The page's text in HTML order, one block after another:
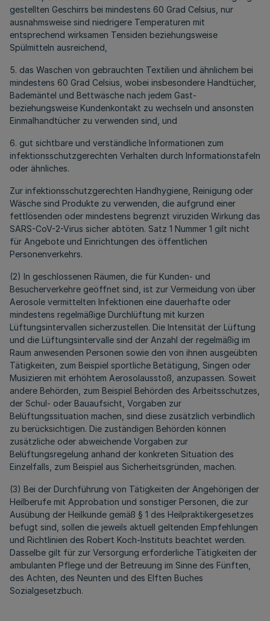
gestellten Geschirrs bei mindestens 60 Grad Celsius, nur
ausnahmsweise sind niedrigere Temperaturen mit
entsprechend wirksamen Tensiden beziehungsweise
Spülmitteln ausreichend,
5. das Waschen von gebrauchten Textilien und ähnlichem bei
mindestens 60 Grad Celsius, wobei insbesondere Handtücher,
Bademäntel und Bettwäsche nach jedem Gast-
beziehungsweise Kundenkontakt zu wechseln und ansonsten
Einmalhandtücher zu verwenden sind, und
6. gut sichtbare und verständliche Informationen zum
infektionsschutzgerechten Verhalten durch Informationstafeln
oder ähnliches.
Zur infektionsschutzgerechten Handhygiene, Reinigung oder
Wäsche sind Produkte zu verwenden, die aufgrund einer
fettlösenden oder mindestens begrenzt viruziden Wirkung das
SARS-CoV-2-Virus sicher abtöten. Satz 1 Nummer 1 gilt nicht
für Angebote und Einrichtungen des öffentlichen
Personenverkehrs.
(2) In geschlossenen Räumen, die für Kunden- und
Besucherverkehre geöffnet sind, ist zur Vermeidung von über
Aerosole vermittelten Infektionen eine dauerhafte oder
mindestens regelmäßige Durchlüftung mit kurzen
Lüftungsintervallen sicherzustellen. Die Intensität der Lüftung
und die Lüftungsintervalle sind der Anzahl der regelmäßig im
Raum anwesenden Personen sowie den von ihnen ausgeübten
Tätigkeiten, zum Beispiel sportliche Betätigung, Singen oder
Musizieren mit erhöhtem Aerosolausstoß, anzupassen. Soweit
andere Behörden, zum Beispiel Behörden des Arbeitsschutzes,
der Schul- oder Bauaufsicht, Vorgaben zur
Belüftungssituation machen, sind diese zusätzlich verbindlich
zu berücksichtigen. Die zuständigen Behörden können
zusätzliche oder abweichende Vorgaben zur
Belüftungsregelung anhand der konkreten Situation des
Einzelfalls, zum Beispiel aus Sicherheitsgründen, machen.
(3) Bei der Durchführung von Tätigkeiten der Angehörigen der
Heilberufe mit Approbation und sonstiger Personen, die zur
Ausübung der Heilkunde gemäß § 1 des Heilpraktikergesetzes
befugt sind, sollen die jeweils aktuell geltenden Empfehlungen
und Richtlinien des Robert Koch-Instituts beachtet werden.
Dasselbe gilt für zur Versorgung erforderliche Tätigkeiten der
ambulanten Pflege und der Betreuung im Sinne des Fünften,
des Achten, des Neunten und des Elften Buches
Sozialgesetzbuch.